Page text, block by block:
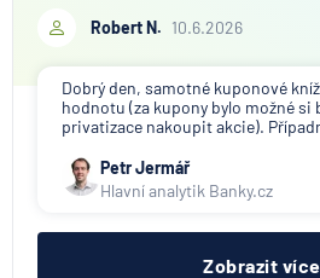
Robert N. 10.6.2026
Dobrý den, samotné kuponové
hodnotu (za kupony bylo možné si
privatizace nakoupit akcie).
Petr Jermář
Hlavní analytik Banky.cz
Zobrazit více